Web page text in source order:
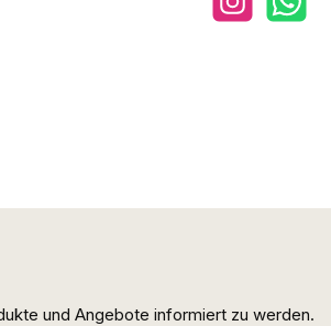
InstagramWhatsApp
und Angebote informiert zu werden.